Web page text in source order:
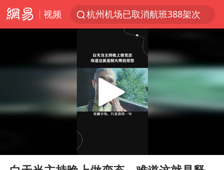
视频
杭州机场已取消航班388架次
白海豚北上或致京津冀暴雨
看完所有石窟需2000元？景区回应
世界第1特鲁姆普斯诺克中国赛一轮游
Play